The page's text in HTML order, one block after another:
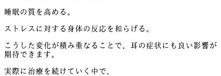
睡眠の質を高める。
ストレスに対する身体の反応を和らげる。
こうした変化が積み重なることで、耳の症状にも良い影響が
期待できます。
実際に治療を続けていく中で、